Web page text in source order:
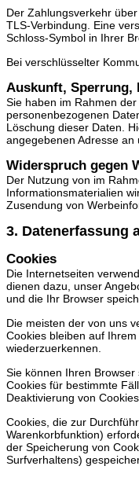
Der Zahlungsverkehr
TLS-Verbindung. Eine
Schloss-Symbol in Ihrer
Bei verschlüsselter
Auskunft, Sperrung,
Sie haben im Rahmen
personenbezogenen
Löschung dieser Daten.
angegebenen Adresse an
Widerspruch gegen
Der Nutzung von im
Informationsmaterialien
Zusendung von
3. Datenerfassung
Cookies
Die Internetseiten
dienen dazu, unser
und die Ihr Browser
Die meisten der von uns
Cookies bleiben auf
wiederzuerkennen.
Sie können Ihren
Cookies für bestimmte
Deaktivierung von
Cookies, die zur
Warenkorbfunktion)
der Speicherung von
Surfverhaltens)